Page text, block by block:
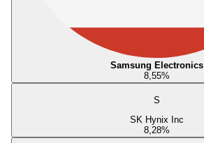
Samsung Electronics
8,55%
S
SK Hynix Inc
8,28%